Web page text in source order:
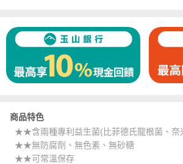
商品特色
★★含兩種專利益生菌(比菲德氏龍根菌、奈
★★無防腐劑、無色素、無砂糖
★★可常溫保存